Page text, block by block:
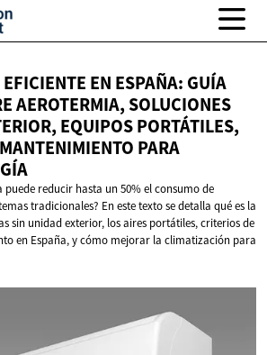
EN ESPAÑA: GUÍA
AEROTERMIA, SOLUCIONES
EQUIPOS PORTÁTILES,
PARA
reducir hasta un 50% el consumo de
tradicionales? En este texto se detalla qué es la
sin unidad exterior, los aires portátiles, criterios de
en España, y cómo mejorar la climatización para